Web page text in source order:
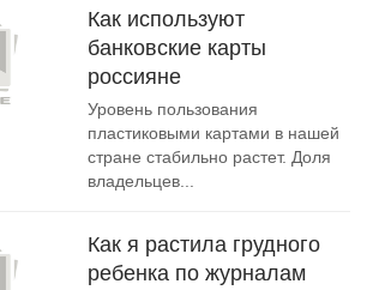
Как используют
банковские карты
россияне
Уровень пользования
пластиковыми картами в нашей
стране стабильно растет. Доля
владельцев...
Как я растила грудного
ребенка по журналам